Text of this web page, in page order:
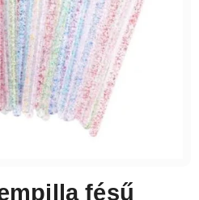
fésű